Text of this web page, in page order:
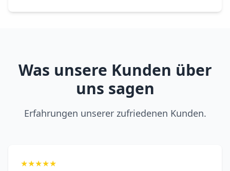
Was unsere Kunden über
uns sagen
Erfahrungen unserer zufriedenen Kunden.
★★★★★